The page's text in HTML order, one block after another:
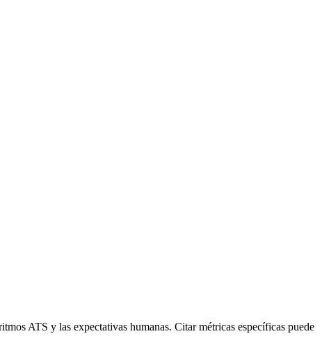
ATS y las expectativas humanas. Citar métricas específicas puede